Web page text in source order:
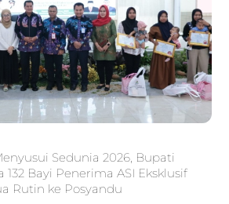
Sedunia 2026, Bupati
Bayi Penerima ASI Eksklusif
Rutin ke Posyandu